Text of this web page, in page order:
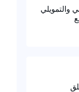
والتمويلي